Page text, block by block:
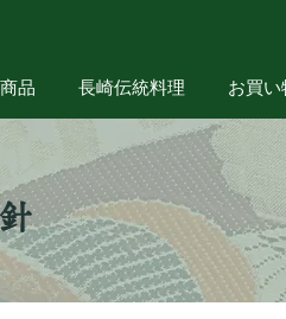
品 長崎伝統料理 お買い